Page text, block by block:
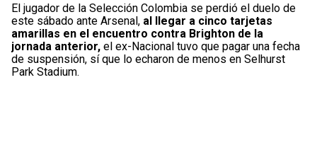
El jugador de la Selección Colombia se perdió el duelo de
este sábado ante Arsenal, al llegar a cinco tarjetas
amarillas en el encuentro contra Brighton de la
jornada anterior, el ex-Nacional tuvo que pagar una fecha
de suspensión, sí que lo echaron de menos en Selhurst
Park Stadium.